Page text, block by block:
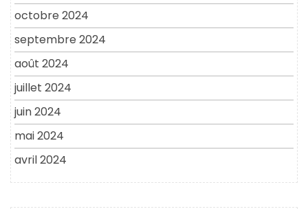
octobre 2024
septembre 2024
août 2024
juillet 2024
juin 2024
mai 2024
avril 2024